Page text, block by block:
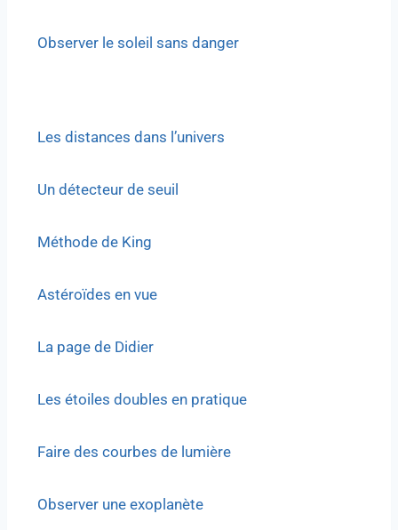
Observer le soleil sans danger
Les distances dans l’univers
Un détecteur de seuil
Méthode de King
Astéroïdes en vue
La page de Didier
Les étoiles doubles en pratique
Faire des courbes de lumière
Observer une exoplanète